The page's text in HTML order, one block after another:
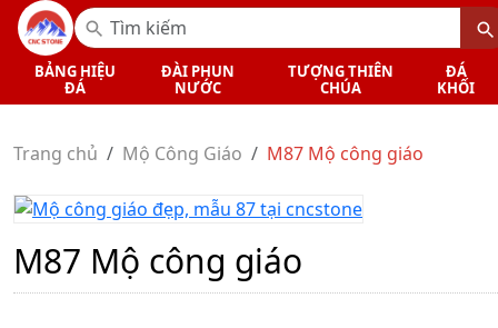
BẢNG HIỆU
ĐÁ
ĐÀI PHUN
NƯỚC
TƯỢNG THIÊN
CHÚA
ĐÁ
KHỐI
Trang chủ Mộ Công Giáo M87 Mộ công giáo
M87 Mộ công giáo